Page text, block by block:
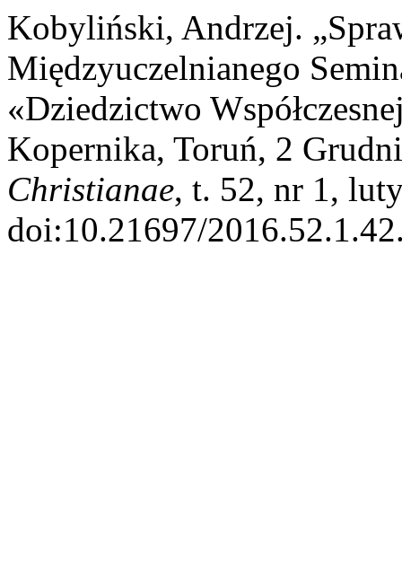
Kobyliński, Andrzej.
Międzyuczelnianego
«Dziedzictwo
Kopernika, Toruń, 2
Christianae, t. 52, nr 1,
doi:10.21697/